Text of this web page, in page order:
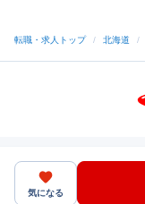
転職・求人トップ / 北海道 /
気になる
中途採用をご検討の企